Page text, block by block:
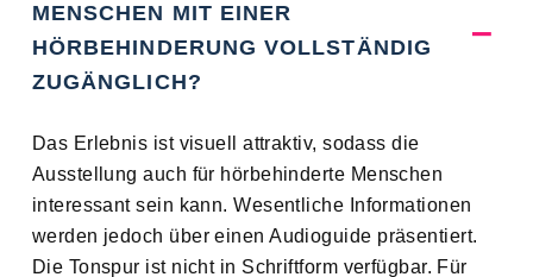
MENSCHEN MIT EINER
HÖRBEHINDERUNG VOLLSTÄNDIG
ZUGÄNGLICH?
Das Erlebnis ist visuell attraktiv, sodass die
Ausstellung auch für hörbehinderte Menschen
interessant sein kann. Wesentliche Informationen
werden jedoch über einen Audioguide präsentiert.
Die Tonspur ist nicht in Schriftform verfügbar. Für